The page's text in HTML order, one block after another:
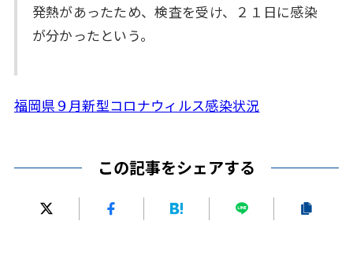
発熱があったため、検査を受け、２１日に感染
が分かったという。
福岡県９月新型コロナウィルス感染状況
この記事をシェアする